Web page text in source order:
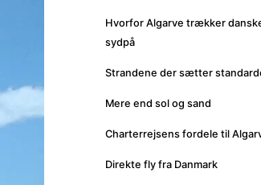
Hvorfor Algarve trækker
sydpå
Strandene der sætter
Mere end sol og sand
Charterrejsens fordele til
Direkte fly fra Danmark